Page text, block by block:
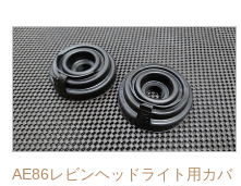
AE86レビンヘッドライト用カバ